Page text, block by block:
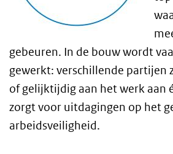
gebeuren. In de bouw wordt
gewerkt: verschillende partijen
of gelijktijdig aan het werk aan
zorgt voor uitdagingen op het
arbeidsveiligheid.